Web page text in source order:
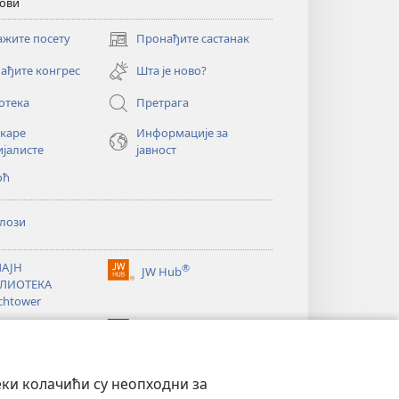
колачићи су неопходни за
посету Пронађите састанак
(отвара
нови
прозор)
конгрес
Шта је ново?
Претрага
Информације за
јавност
JW Hub®
(отвара